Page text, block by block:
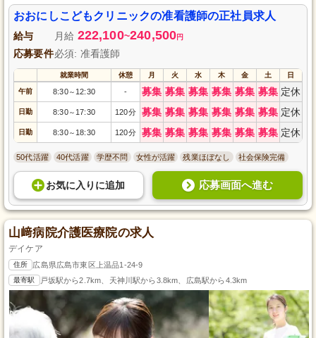
おおにしこどもクリニックの准看護師の正社員求人
給与 月給 222,100~240,500円
応募要件必須: 准看護師
就業時間 休憩 月 火 水 木 金 土 日
午前 8:30～ 12:30 - 募集 募集 募集 募集 募集 募集 定休
日勤 8:30～ 17:30 120分 募集 募集 募集 募集 募集 募集 定休
日勤 8:30～ 18:30 120分 募集 募集 募集 募集 募集 募集 定休
50代活躍 40代活躍 学歴不問 女性が活躍 残業ほぼなし 社会保険完備
お気に入り に追加 応募画面へ進む
山﨑病院介護医療院の求人
デイケア
住所 広島県広島市東区上温品1-24-9
最寄駅 戸坂駅から2.7km、天神川駅から3.8km、広島駅から4.3km